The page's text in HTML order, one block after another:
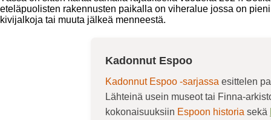
eteläpuolisten rakennusten paikalla on viheralue jossa on
kivijalkoja tai muuta jälkeä menneestä.
Kadonnut Espoo
Kadonnut Espoo -sarjassa esittelen
Lähteinä usein museot tai Finna-
kokonaisuuksiin Espoon historia sekä